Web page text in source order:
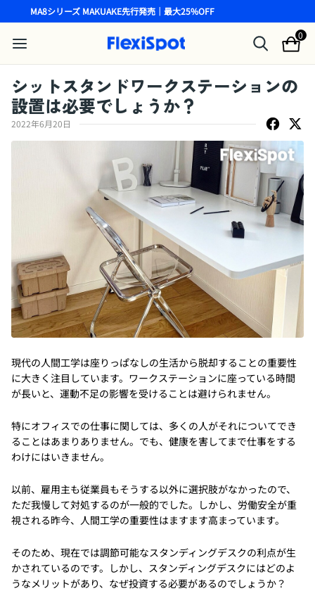
MA8シリーズ MAKUAKE先行発売｜最大25%OFF
0
シットスタンドワークステーションの
設置は必要でしょうか？
2022年6月20日
現代の人間工学は座りっぱなしの生活から脱却することの重要性
に大きく注目しています。ワークステーションに座っている時間
が長いと、運動不足の影響を受けることは避けられません。
特にオフィスでの仕事に関しては、多くの人がそれについてでき
ることはあまりありません。でも、健康を害してまで仕事をする
わけにはいきません。
以前、雇用主も従業員もそうする以外に選択肢がなかったので、
ただ我慢して対処するのが一般的でした。しかし、労働安全が重
視される昨今、人間工学の重要性はますます高まっています。
そのため、現在では調節可能なスタンディングデスクの利点が生
かされているのです。しかし、スタンディングデスクにはどのよ
うなメリットがあり、なぜ投資する必要があるのでしょうか？